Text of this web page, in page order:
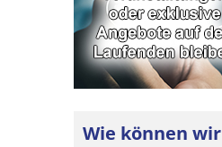
Wie können wir